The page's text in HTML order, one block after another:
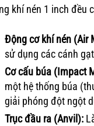
khí nén 1 inch đều
Động cơ khí nén (Air
sử dụng các cánh
Cơ cấu búa (Impact
một hệ thống búa
giải phóng đột ngột
Trục đầu ra (Anvil):